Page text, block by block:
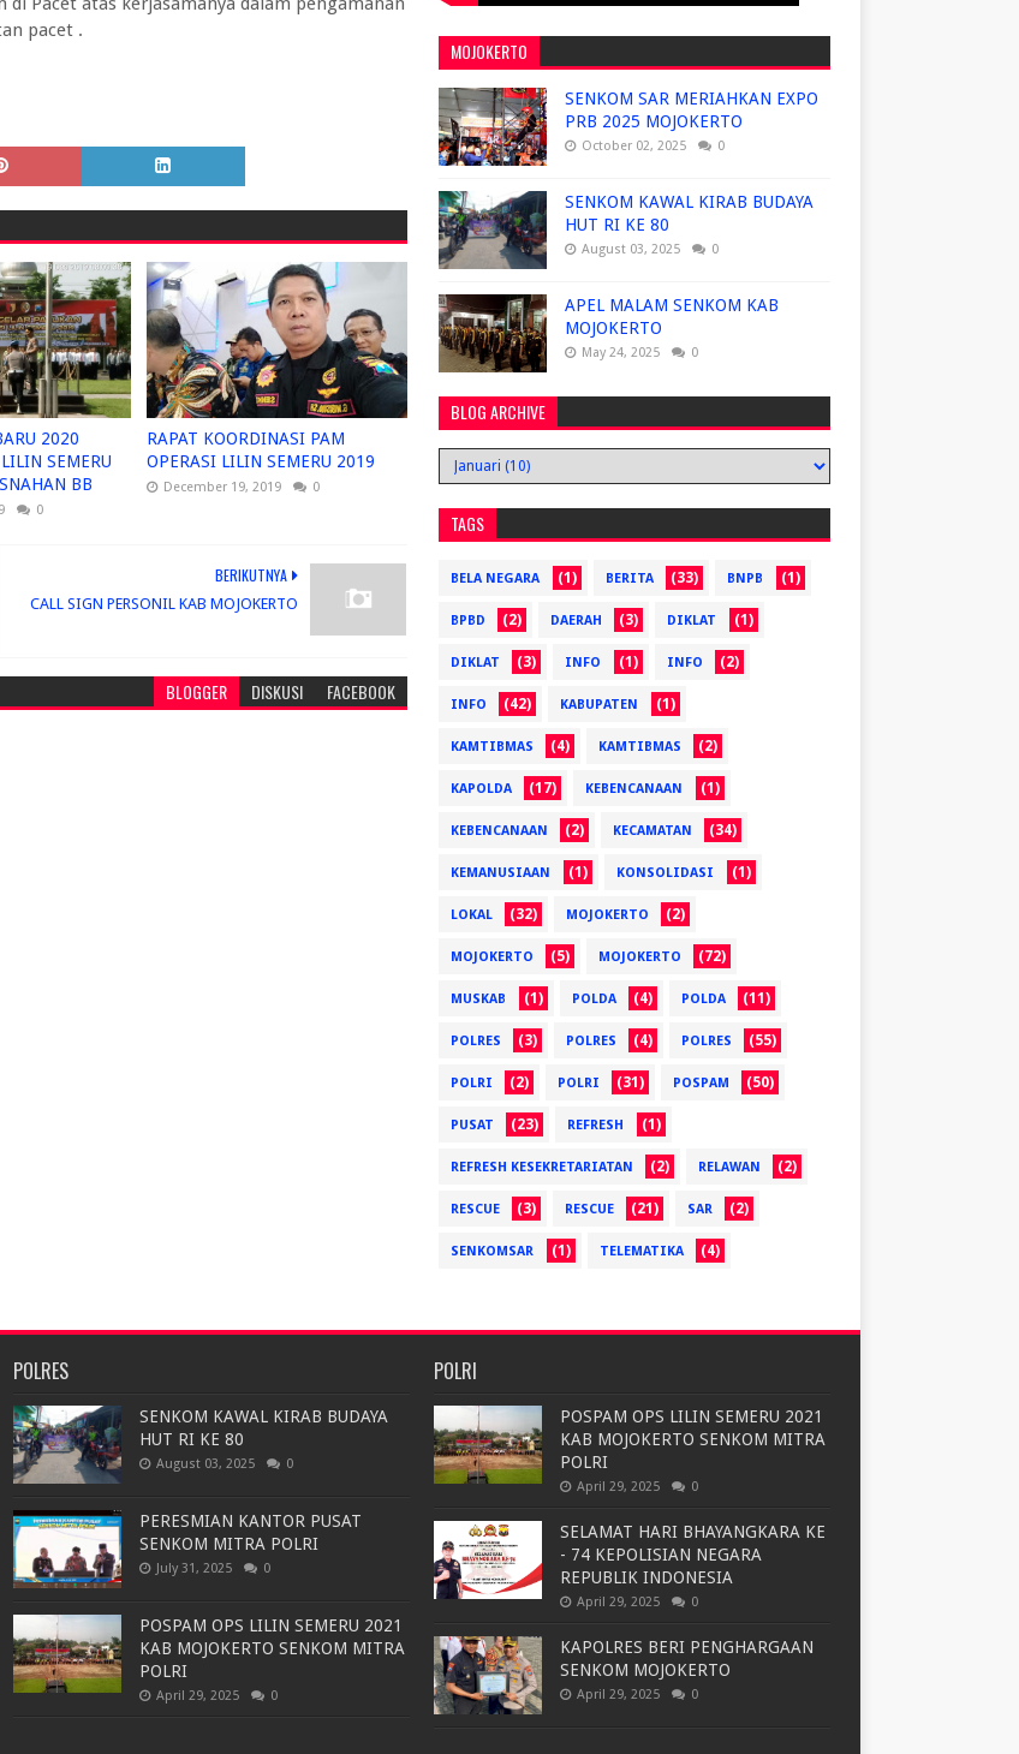
pacet .
2020
SEMERU
BB
0
RAPAT KOORDINASI PAM
OPERASI LILIN SEMERU 2019
December 19, 2019 0
BERIKUTNYA
CALL SIGN PERSONIL KAB MOJOKERTO
BLOGGER DISKUSI FACEBOOK
MOJOKERTO
SENKOM SAR MERIAHKAN EXPO
PRB 2025 MOJOKERTO
October 02, 2025 0
SENKOM KAWAL KIRAB BUDAYA
HUT RI KE 80
August 03, 2025 0
APEL MALAM SENKOM KAB
MOJOKERTO
May 24, 2025 0
BLOG ARCHIVE
TAGS
BELA NEGARA (1) BERITA (33) BNPB (1)
BPBD (2) DAERAH (3) DIKLAT (1)
DIKLAT (3) INFO (1) INFO (2)
INFO (42) KABUPATEN (1)
KAMTIBMAS (4) KAMTIBMAS (2)
KAPOLDA (17) KEBENCANAAN (1)
KEBENCANAAN (2) KECAMATAN (34)
KEMANUSIAAN (1) KONSOLIDASI (1)
LOKAL (32) MOJOKERTO (2)
MOJOKERTO (5) MOJOKERTO (72)
MUSKAB (1) POLDA (4) POLDA (11)
POLRES (3) POLRES (4) POLRES (55)
POLRI (2) POLRI (31) POSPAM (50)
PUSAT (23) REFRESH (1)
REFRESH KESEKRETARIATAN (2) RELAWAN (2)
RESCUE (3) RESCUE (21) SAR (2)
SENKOMSAR (1) TELEMATIKA (4)
POLRES
SENKOM KAWAL KIRAB BUDAYA
HUT RI KE 80
August 03, 2025 0
PERESMIAN KANTOR PUSAT
SENKOM MITRA POLRI
July 31, 2025 0
POSPAM OPS LILIN SEMERU 2021
KAB MOJOKERTO SENKOM MITRA
POLRI
April 29, 2025 0
POLRI
POSPAM OPS LILIN SEMERU 2021
KAB MOJOKERTO SENKOM MITRA
POLRI
April 29, 2025 0
SELAMAT HARI BHAYANGKARA KE
- 74 KEPOLISIAN NEGARA
REPUBLIK INDONESIA
April 29, 2025 0
KAPOLRES BERI PENGHARGAAN
SENKOM MOJOKERTO
April 29, 2025 0